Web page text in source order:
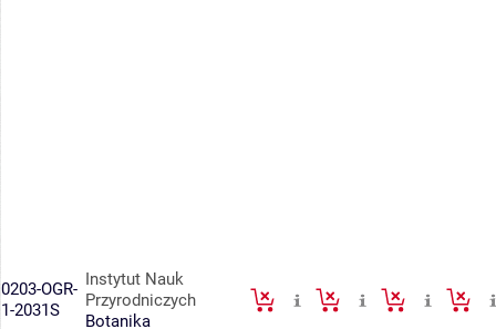
0203-OGR-
1-2031S
Instytut Nauk
Przyrodniczych
Botanika